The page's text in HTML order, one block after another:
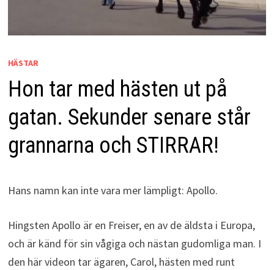
HÄSTAR
Hon tar med hästen ut på
gatan. Sekunder senare står
grannarna och STIRRAR!
Hans namn kan inte vara mer lämpligt: Apollo.
Hingsten Apollo är en Freiser, en av de äldsta i Europa,
och är känd för sin vågiga och nästan gudomliga man. I
den här videon tar ägaren, Carol, hästen med runt